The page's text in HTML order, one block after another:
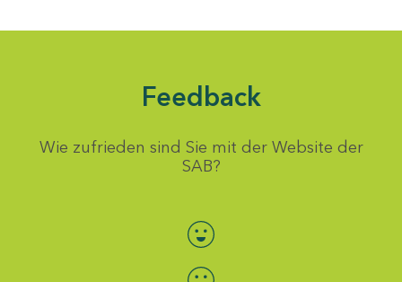
Feedback
Wie zufrieden sind Sie mit der Website der
SAB?
Bewertung auswählen